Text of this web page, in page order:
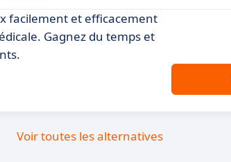
facilement et efficacement
Gagnez du temps et
Voir toutes les alternatives